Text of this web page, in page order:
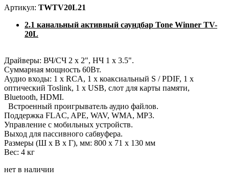
Артикул: TWTV20L21
2.1 канальный активный саундбар Tone Winner TV-
20L
Драйверы: ВЧ/СЧ 2 х 2", НЧ 1 х 3.5".
Суммарная мощность 60Вт.
Аудио входы: 1 x RCA, 1 x коаксиальный S / PDIF, 1 x
оптический Toslink, 1 х USB, слот для карты памяти,
Bluetooth, HDMI.
Встроенный проигрыватель аудио файлов.
Поддержка FLAC, APE, WAV, WMA, MP3.
Управление с мобильных устройств.
Выход для пассивного сабвуфера.
Размеры (Ш х В х Г), мм: 800 x 71 x 130 мм
Вес: 4 кг
нет в наличии